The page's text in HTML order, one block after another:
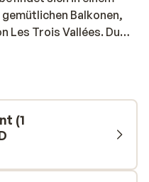
Balkonen,
Les Trois Vallées. Du
2-Zimmer-Wohnung
individuelle,
sind
bequemen
Dank der Toplage,
der Skiliftstation
für einen
(1